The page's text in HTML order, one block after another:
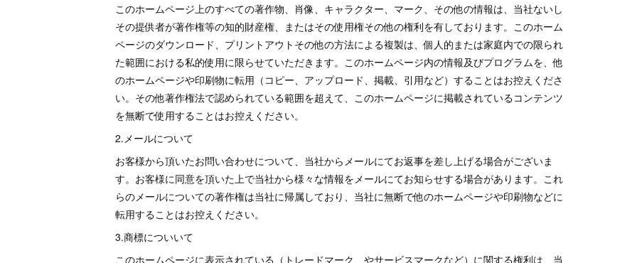
このホームページ上のすべての著作物、肖像、キャラクター、マーク、その他の情報は、当社ないし
その提供者が著作権等の知的財産権、またはその使用権その他の権利を有しております。このホーム
ページのダウンロード、プリントアウトその他の方法による複製は、個人的または家庭内での限られ
た範囲における私的使用に限らせていただきます。このホームページ内の情報及びプログラムを、他
のホームページや印刷物に転用（コピー、アップロード、掲載、引用など）することはお控えくださ
い。その他著作権法で認められている範囲を超えて、このホームページに掲載されているコンテンツ
を無断で使用することはお控えください。
2.メールについて
お客様から頂いたお問い合わせについて、当社からメールにてお返事を差し上げる場合がございま
す。お客様に同意を頂いた上で当社から様々な情報をメールにてお知らせする場合があります。これ
らのメールについての著作権は当社に帰属しており、当社に無断で他のホームページや印刷物などに
転用することはお控えください。
3.商標についいて
このホームページに表示されている（トレードマーク、やサービスマークなど）に関する権利は、当